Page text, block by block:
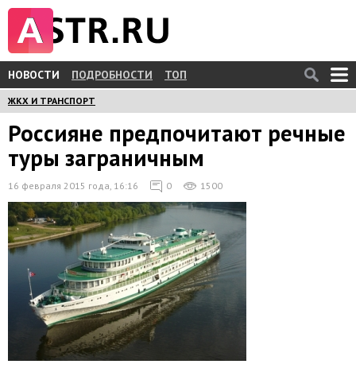
НОВОСТИ ПОДРОБНОСТИ ТОП
ЖКХ И ТРАНСПОРТ
Россияне предпочитают речные
туры заграничным
16 февраля 2015 года, 16:16 0 1500